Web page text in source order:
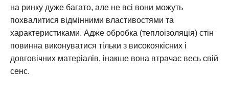
на ринку дуже багато, але не всі вони можуть
похвалитися відмінними властивостями та
характеристиками. Адже обробка (теплоізоляція) стін
повинна виконуватися тільки з високоякісних і
довговічних матеріалів, інакше вона втрачає весь свій
сенс.